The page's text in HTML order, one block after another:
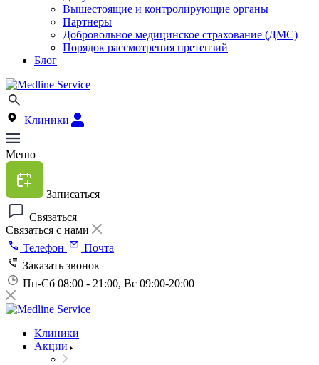
Вышестоящие и контролирующие органы
Партнеры
Добровольное медицинское страхование (ДМС)
Порядок рассмотрения претензий
Блог
Клиники
Меню
Записаться
Связаться
Связаться с нами
Телефон
Почта
Заказать звонок
Пн-Сб 08:00 - 21:00, Вс 09:00-20:00
Клиники
Акции